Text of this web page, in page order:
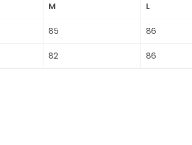
M L
85 86
82 86